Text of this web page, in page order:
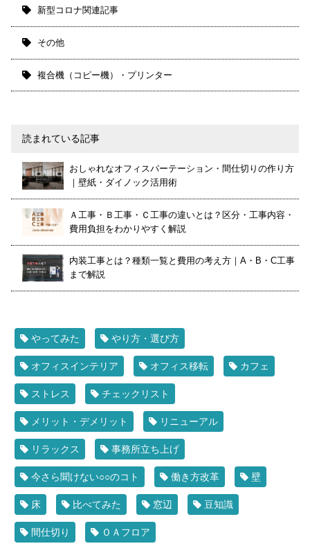
新型コロナ関連記事
その他
複合機（コピー機）・プリンター
読まれている記事
おしゃれなオフィスパーテーション・間仕切りの作り方
｜壁紙・ダイノック活用術
Ａ工事・Ｂ工事・Ｃ工事の違いとは？区分・工事内容・
費用負担をわかりやすく解説
内装工事とは？種類一覧と費用の考え方｜A・B・C工事
まで解説
やってみた やり方・選び方
オフィスインテリア オフィス移転 カフェ
ストレス チェックリスト
メリット・デメリット リニューアル
リラックス 事務所立ち上げ
今さら聞けない○○のコト 働き方改革 壁
床 比べてみた 窓辺 豆知識
間仕切り ＯＡフロア